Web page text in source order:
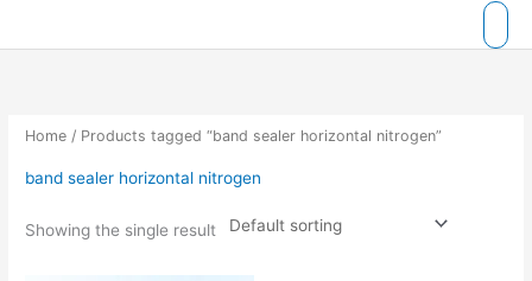
Home / Products tagged “band sealer horizontal nitrogen”
band sealer horizontal nitrogen
Showing the single result